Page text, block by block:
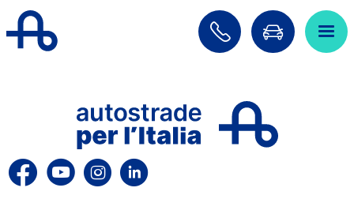
Salta al contenuto principale
Salta al menu principale
Cerca sul sito